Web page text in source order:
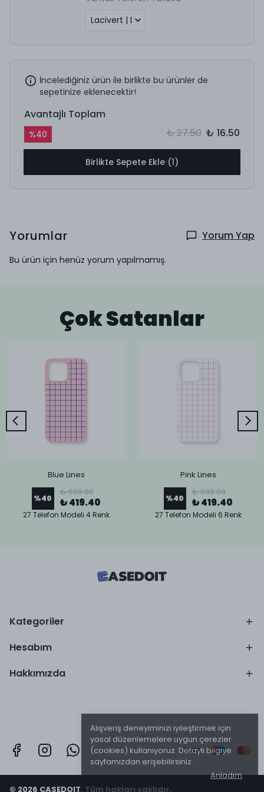
Alışveriş deneyiminizi iyileştirmek için
yasal düzenlemelere uygun çerezler
(cookies) kullanıyoruz. Detaylı bilgiye
sayfamızdan erişebilirsiniz.
Anladım
İncelediğiniz ürün ile birlikte bu ürünler de
sepetinize eklenecektir!
Avantajlı Toplam
%40 ₺ 27.50 ₺ 16.50
Birlikte Sepete Ekle (1)
Yorumlar Yorum Yap
Bu ürün için henüz yorum yapılmamış.
Çok Satanlar
Blue Lines
%40
₺ 699.00
₺ 419.40
27 Telefon Modeli 4 Renk
Pink Lines
%40
₺ 699.00
₺ 419.40
27 Telefon Modeli 6 Renk
Kategoriler
Hesabım
Hakkımızda
© 2026 CASEDOIT. Tüm hakları saklıdır.